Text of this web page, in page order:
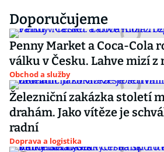
Doporučujeme
Penny Market a Coca-Cola
válku v Česku. Lahve mizí z
Obchod a služby
Železniční zakázka století
drahám. Jako vítěze je
radní
Doprava a logistika